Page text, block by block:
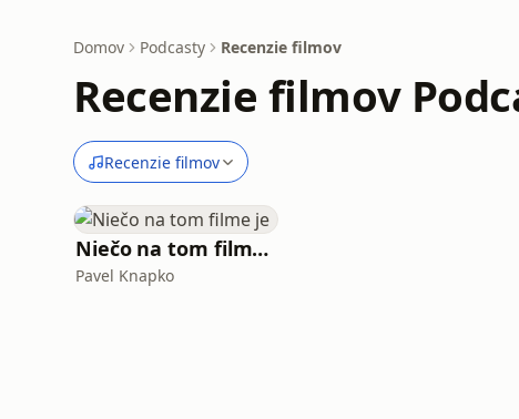
Domov Podcasty Recenzie filmov
Recenzie filmov
Recenzie filmov
Niečo na tom filme je
Pavel Knapko